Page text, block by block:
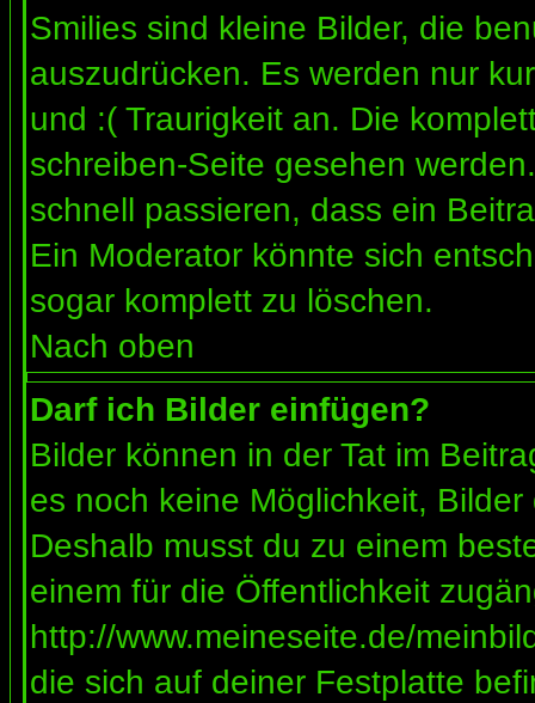
Smilies sind kleine Bilder, die
auszudrücken. Es werden nur
und :( Traurigkeit an. Die
schreiben-Seite gesehen
schnell passieren, dass ein
Ein Moderator könnte sich
sogar komplett zu löschen.
Nach oben
Darf ich Bilder einfügen?
Bilder können in der Tat im
es noch keine Möglichkeit,
Deshalb musst du zu einem
einem für die Öffentlichkeit
http://www.meineseite.de/
die sich auf deiner Festplatte